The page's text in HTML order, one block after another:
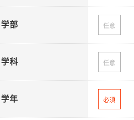
学部 任意
学科 任意
学年 必須